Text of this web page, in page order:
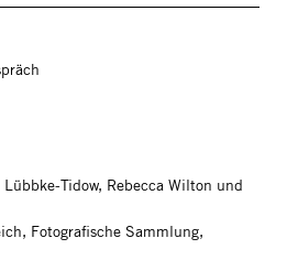
Tidow, Rebecca Wilton und
Fotografische Sammlung,